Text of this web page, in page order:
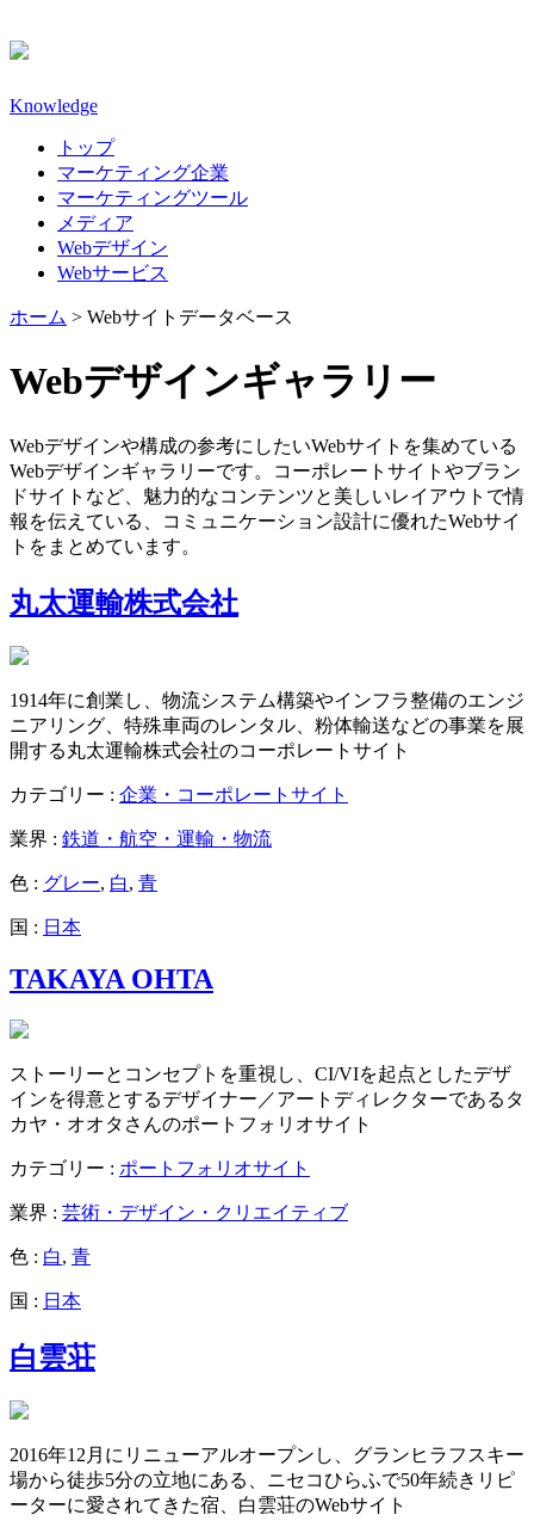
Knowledge
トップ
マーケティング企業
マーケティングツール
メディア
Webデザイン
Webサービス
ホーム > Webサイトデータベース
Webデザインギャラリー
Webデザインや構成の参考にしたいWebサイトを集めている
Webデザインギャラリーです。コーポレートサイトやブラン
ドサイトなど、魅力的なコンテンツと美しいレイアウトで情
報を伝えている、コミュニケーション設計に優れたWebサイ
トをまとめています。
丸太運輸株式会社
1914年に創業し、物流システム構築やインフラ整備のエンジ
ニアリング、特殊車両のレンタル、粉体輸送などの事業を展
開する丸太運輸株式会社のコーポレートサイト
カテゴリー : 企業・コーポレートサイト
業界 : 鉄道・航空・運輸・物流
色 : グレー, 白, 青
国 : 日本
TAKAYA OHTA
ストーリーとコンセプトを重視し、CI/VIを起点としたデザ
インを得意とするデザイナー／アートディレクターであるタ
カヤ・オオタさんのポートフォリオサイト
カテゴリー : ポートフォリオサイト
業界 : 芸術・デザイン・クリエイティブ
色 : 白, 青
国 : 日本
白雲荘
2016年12月にリニューアルオープンし、グランヒラフスキー
場から徒歩5分の立地にある、ニセコひらふで50年続きリピ
ーターに愛されてきた宿、白雲荘のWebサイト